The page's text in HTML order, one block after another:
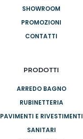
SHOWROOM
PROMOZIONI
CONTATTI
PRODOTTI
ARREDO BAGNO
RUBINETTERIA
PAVIMENTI E RIVESTIMENTI
SANITARI